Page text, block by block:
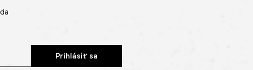
Prihlásiť sa